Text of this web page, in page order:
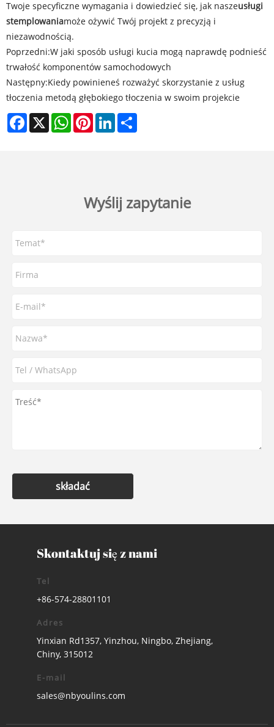
Twoje specyficzne wymagania i dowiedzieć się, jak naszeusługi
stemplowaniamoże ożywić Twój projekt z precyzją i
niezawodnością.
Poprzedni:W jaki sposób usługi kucia mogą naprawdę podnieść
trwałość komponentów samochodowych
Następny:Kiedy powinieneś rozważyć skorzystanie z usług
tłoczenia metodą głębokiego tłoczenia w swoim projekcie
Facebook
X WhatsAppPinterestLinkedIn
Wyślij zapytanie
składać
Skontaktuj się z nami
Tel
+86-574-28801101
Adres
Yinxian Rd1357, Yinzhou, Ningbo, Zhejiang,
Chiny, 315012
E-mail
sales@nbyoulins.com